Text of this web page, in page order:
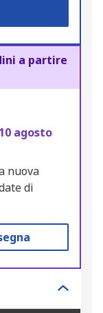
a partire
10 agosto
nuova
di